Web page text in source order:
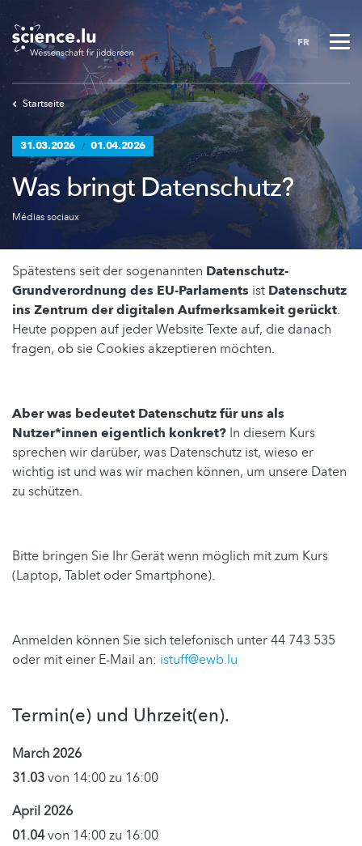
Skip
main
content
FR
Startseite
31.03.2026 / 01.04.2026
Was bringt Datenschutz?
Médias sociaux
Spätestens seit der sogenannten Datenschutz-
Grundverordnung des EU-Parlaments ist Datenschutz
ins Zentrum der digitalen Aufmerksamkeit gerückt.
Heute poppen auf jeder Website Texte auf, die danach
fragen, ob sie Cookies akzeptieren möchten.
Aber was bedeutet Datenschutz für uns als
Nutzer*innen eigentlich konkret? In diesem Kurs
sprechen wir darüber, was Datenschutz ist, wieso er
wichtig ist und was wir machen können, um unsere Daten
zu schützen.
Bitte bringen Sie Ihr Gerät wenn möglich mit zum Kurs
(Laptop, Tablet oder Smartphone).
Anmelden können Sie sich telefonisch unter 44 743 535
oder mit einer E-Mail an: istuff@ewb.lu
Termin(e) und Uhrzeit(en).
March 2026
31.03von 14:00 zu 16:00
April 2026
01.04von 14:00 zu 16:00